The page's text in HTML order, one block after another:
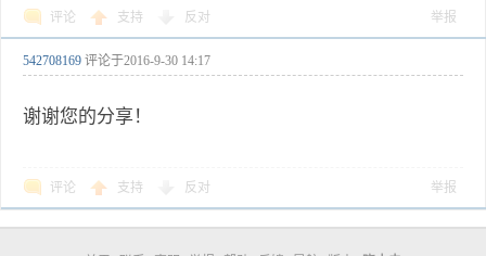
评论 支持 反对 举报
542708169 评论于2016-9-30 14:17
谢谢您的分享！
评论 支持 反对 举报